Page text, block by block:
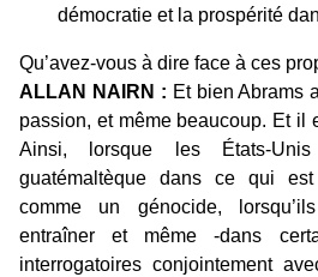
démocratie et la prospérité
Qu’avez-vous à dire face à ces
ALLAN NAIRN : Et bien Abrams
passion, et même beaucoup. Et il
Ainsi, lorsque les États-Unis
guatémaltèque dans ce qui est
comme un génocide,
entraîner et même -dans
interrogatoires conjointement